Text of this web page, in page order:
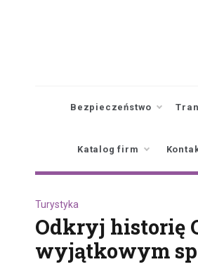
Bezpieczeństwo
Katalog firm
Turystyka
Odkryj historię
wyjątkowym